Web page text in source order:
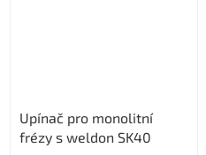
Upínač pro monolitní
frézy s weldon SK40